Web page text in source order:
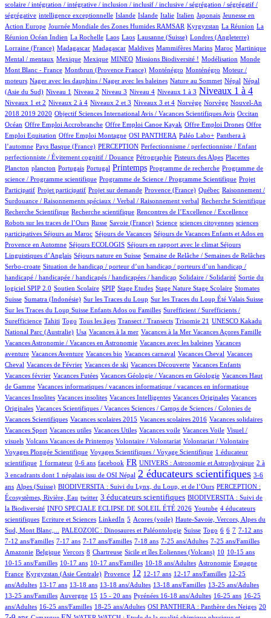
scolaire / intégration / intégrative / inclusion / inclusif / inclusive / ségrégation / ségrégatif /
ségrégative
1/521 intelligence exceptionnelle
6/521 Islande
5/521 Islande
2/521 Italie
26/521 Italien
4/521 Japonais
2/521
Jeunesse en
Action Europe
5/521 Journée Mondiale des Zones Humides RAMSAR
33/521 Kyrgyzstan
5/521 La Réunion
4/521
La
Réunion Océan Indien
1/521 La Rochelle
1/521 Laos
1/521 Laos
4/521 Lausanne (Suisse)
62/521 Londres (Angleterre)
1/521
Lorraine (France)
7/521 Madagascar
7/521 Madagascar
2/521 Maldives
1/521 Mammifères Marins
5/521 Maroc
9/521 Martinique
1/521
Mental / mentaux
1/521 Mexique
1/521 Mexique
14/521 MINEO
20/521 Missions Biodiversité !
1/521 Modélisation
3/521 Monde
1/521
Mont Blanc - France
4/521 Montbrun (Provence France)
4/521 Monténégro
4/521 Monténégro
1/521
Moteur /
moteurs
1/521 Nager avec les dauphins / Nager avec les baleines
2/521 Nature au Sommet
5/521 Népal
5/521
Népal
(Asie du Sud)
7/521 Niveau 1
10/521 Niveau 2
6/521 Niveau 3
45/521 Niveau 4
39/521 Niveaux 1 à 3
235/521 Niveaux 1 à 4
8/521
Niveaux 1 et 2
36/521 Niveaux 2 à 4
4/521 Niveaux 2 et 3
107/521 Niveaux 3 et 4
2/521 Norvège
2/521 Norvège
12/521
Nouvel-An
2018 2019 2020
1/521 Objectif Sciences International Avis / Vacances Scientifiques Avis
6/521 Occitan
64/521
Océan
1/521Offre Emploi Accrobranche
1/521 Offre Emploi Canoe Kayak
1/521 Offre Emploi Drones
1/521
Offre
Emploi Equitation
1/521 Offre Emploi Montagne
36/521 OSI PANTHERA
32/521 Paléo Labo+
35/521
Panthera à
l’automne
3/521 Pays Basque (France)
21/521 PERCEPTION
1/521
Perfectionnisme / perfectionniste / Enfant
perfectionniste / Évitement cognitif / Douance
2/521 Pétrographie
5/521 Pisteurs des Alpes
3/521 Placettes
1/521
Plancton
1/521 plancton
6/521 Portugais
1/521 Portugal
229/521 Printemps
1/521 Programme de recherche
1/521
Programme de
science / Programme scientifique
2/521 Programme de Science / Programme Scientifique
1/521
Projet
Participatif
1/521 Projet participatif
13/521 Projet sur demande
28/521 Provence (France)
3/521 Québec
1/521
Raisonnement /
Surdouance / Raisonnements spéciaux / Verbal / Raisonnement verbal
1/521 Recherche Scientifique
1/521
Recherche Scientifique
1/521 Recherche scientifique
1/521 Rencontres de l’Excellence / Excellence
3/521
Robots sur les traces de l’Ours
33/521 Russe
4/521 Savoie (France)
3/521 Science
1/521 sciences citoyennes
1/521
sciences
participatives
2/521 Séjours au Maroc
32/521 Séjours de Vacances
18/521
Séjours de Vacances Enfants et Ados en
Provence en Automne
3/521 Séjours ECOLOGIS
11/521 Séjours en rapport avec le climat
67/521
Séjours
Linguistiques d’Anglais
7/521 Séjours nature en Suisse
32/521 Semaine de Relâche / Semaines de Relâches
4/521
Serbo-croate
1/521
Situation de handicap / porteur d’un handicap / porteurs d’un handicap /
handicapé / handicapée / handicapés / handicapées / handicap
2/521 Solidaire / Solidarité
3/521
Sortie du
logiciel SPIP 2.0
19/521 Soutien Scolaire
3/521 SPIP
1/521 Stage Etudes
1/521 Stage Nature
3/521 Stage Scolaire
1/521 Stomates
82/521
Suisse
8/521Sumatra (Indonésie)
2/521 Sur les Traces du Loup
4/521 Sur les Traces du Loup Été Valais Suisse
3/521
Sur les Traces du Loup Suisse Enfants Ados ou Familles
1/521
Surefficient / Surefficients /
Surefficience
10/521 Tahiti
6/521 Togo
9/521 Tous les âges
32/521 Transect / Transects
1/521 Trisomie 21
1/521
UNESCO Kakadu
National Parc (Australie)
5/521 Usa
1/521 Vacances à la mer
1/521 Vacances à la Mer
1/521 Vacances Açores Famille
11/521
Vacances Astronomie / Vacances en Astronomie
1/521 Vacances avec les baleines
1/521
Vacances
aventure
3/521 Vacances Aventure
1/521 Vacances bio
1/521 Vacances carnaval
40/521 Vacances Cheval
1/521
Vacances
Cheval
15/521Vacances de Février
1/521 Vacances de ski
1/521 Vacances Découverte
10/521 Vacances Enfants
1/521
Vacances février
2/521 Vacances Futées
6/521 Vacances Géologie / Vacances en Géologie
1/521
Vacances Haut
de Gamme
1/521 Vacances informatiques / vacances informatique / vacances en informatique
1/521
Vacances Insolites
1/521 Vacances insolites
1/521 Vacances Intelligentes
2/521 Vacances Originales
1/521
Vacances
Originales
3/521
Vacances Scientifiques / Vacances Sciences / Camps de Sciences / Colonies de
Vacances Scientifiques
1/521 Vacances scolaires 2015
1/521 Vacances scolaires 2016
1/521 Vacances solidaires
1/521
Vacances Sport
1/521 Vacances utiles
1/521 Vacances Utiles
1/521 Vacances voile
1/521 Vacances Voile
1/521
Visuel /
visuels
3/521Volcans Vacances de Printemps
1/521 Volontaire / Volontariat
1/521 Volontariat / Volontaire
30/521
Voyages Plongée Scientifique
4/521 Voyages Scientifiques / Voyage Scientifique
60/521
1 éducateur
scientifique
4/521 1 formateur
2/521 0-6 ans
10/521 facebook
195/521 FR
15/521 UNIVERS : Astronomie et Astrophysique
3/521
2 à
3 encadrants dont 1 népalais issu de OSI Népal
324/521 2 éducateurs scientifiques
8/521
3-6
ans
55/521Alpes (Suisse)
24/521 BIODIVERSITA : Suivi du Lynx, du Loup, et de l’Ours
6/521
PERCEPTION :
Écosystèmes, Rivière, Eau
1/521 twitter
133/521 3 éducateurs scientifiques
37/521
BIODIVERSITA : Suivi de
la Biodiversité
40/521 INFO SPECIALE ECLIPSE DE SOLEIL ÉTÉ 2026
1/521 Youtube
27/521
4 éducateurs
scientifiques
1/521 Ecriture et Sciences
1/521 LinkedIn
16/521 5
3/521 Acores (voile)
9/521
Haute-Savoie, Vercors, Alpes du
Sud, Mont Blanc,...
32/521 PALEOZOIC : Dinosaures et Paléontologie
2/521 Suisse
4/521 Togo
1/521 6
14/521 6
34/521 7
8/521 7-12 ans
28/521
7-12 ans/Familles
2/521 7-17 ans
26/521 7-17 ans/Familles
18/521 7-18 ans
1/521 7-25 ans/Adultes
8/521 7-25 ans/Familles
1/521
Amazonie
1/521 Belgique
1/521 Vercors
35/521 8
1/521 Chartreuse
4/521 Sicile et îles Eoliennes (Volcans)
48/521 10
2/521 10-15 ans
1/521
10-15 ans/Familles
3/521 10-17 ans
6/521 10-17 ans/Familles
4/521 10-18 ans/Adultes
43/521 Astronomie
40/521 Espagne
6/521
France
40/521Kyrgyzstan (Asie Centrale)
98/521 Provence
226/521 12
16/521 12-17 ans
2/521 12-17 ans/Familles
1/521
12-25
ans/Adultes
78/521 13-17 ans
8/521 13-18 ans
17/521 13-18 ans/Adultes
5/521 13-18 ans/Familles
1/521 13-25 ans/Adultes
2/521
13-25 ans/Familles
2/521 Auvergne
102/521 15
23/521 15 - 20 ans
32/521 Pyrénées
43/521 16-18 ans/Adultes
2/521 16-25 ans
2/521
16-25
ans/Adultes
2/521 16-25 ans/Familles
7/521 18-25 ans/Adultes
36/521 OSI PANTHERA : Panthère des Neiges
49/521 20
125/521